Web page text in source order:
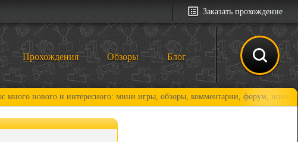
Заказать прохождение
Прохождения Обзоры Блог
и интересного: мини игры, обзоры, комментарии, форум, новости и,